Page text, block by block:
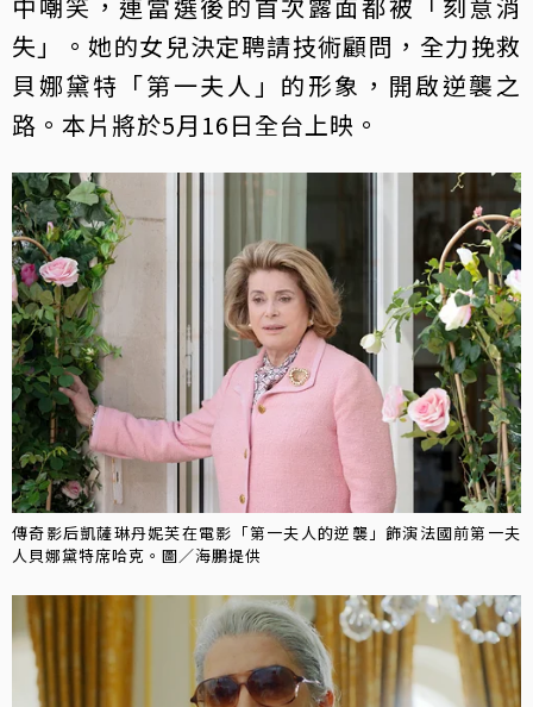
失」。她的女兒決定聘請技術顧問，全力挽救
貝娜黛特「第一夫人」的形象，開啟逆襲之
路。本片將於5月16日全台上映。
傳奇影后凱薩琳丹妮芙在電影「第一夫人的逆襲」飾演法國前第一夫
人貝娜黛特席哈克。圖／海鵬提供